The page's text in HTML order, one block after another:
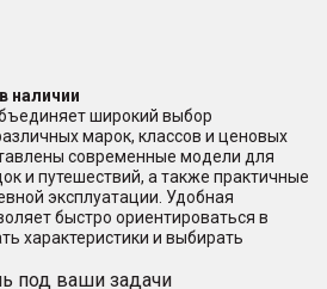
наличии
широкий выбор
марок, классов и ценовых
современные модели для
и путешествий, а также практичные
эксплуатации. Удобная
быстро ориентироваться в
характеристики и выбирать
под ваши задачи